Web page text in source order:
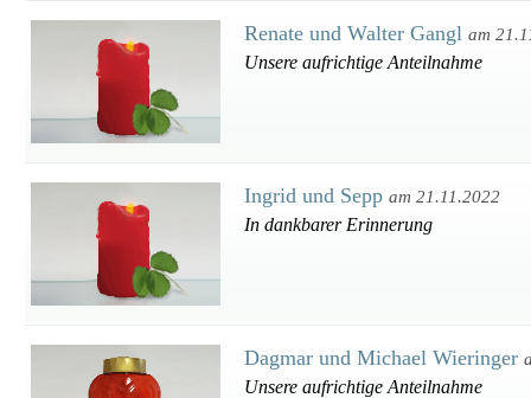
Renate und Walter Gangl am
Unsere aufrichtige Anteilnahme
Ingrid und Sepp am 21.11.2022
In dankbarer Erinnerung
Dagmar und Michael Wieringer
Unsere aufrichtige Anteilnahme